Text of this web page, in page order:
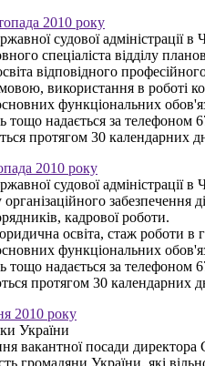
2010 року
судової адміністрації
спеціаліста відділу
відповідного
використання в роботі
функціональних
надається за телефоном
протягом 30 календарних
2010 року
судової адміністрації
організаційного
кадрової роботи.
освіта, стаж роботи в
функціональних
надається за телефоном
протягом 30 календарних
2010 року
України
вакантної посади директора
громадяни України, які